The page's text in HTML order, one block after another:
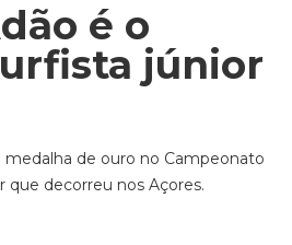
é o
júnior
de ouro no Campeonato
que decorreu nos Açores.